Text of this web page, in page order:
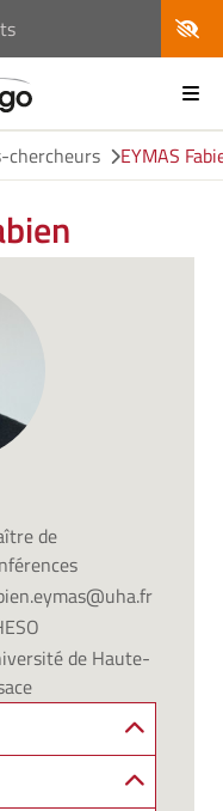
chercheurs EYMAS
de
de Haute-